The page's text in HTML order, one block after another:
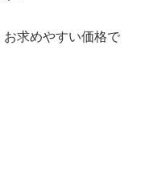
求めやすい価格で